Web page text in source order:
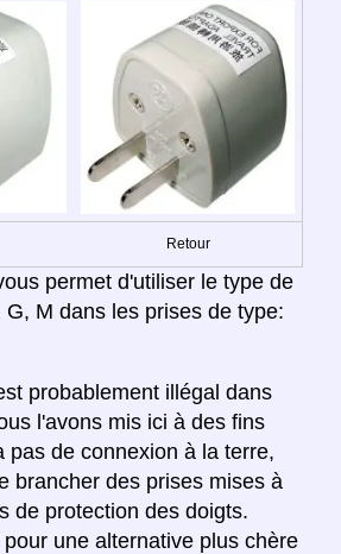
Retour
permet d'utiliser le type de
G, M dans les prises de type:
probablement illégal dans
l'avons mis ici à des fins
pas de connexion à la terre,
brancher des prises mises à
de protection des doigts.
pour une alternative plus chère